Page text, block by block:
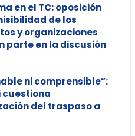
en el TC: oposición
de los
y organizaciones
parte en la discusión
ni comprensible”:
cuestiona
del traspaso a